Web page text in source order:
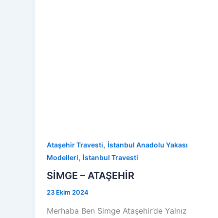
Ataşehir Travesti, İstanbul Anadolu Yakası
Modelleri, İstanbul Travesti
SİMGE – ATAŞEHİR
23 Ekim 2024
Merhaba Ben Simge Ataşehir’de Yalnız